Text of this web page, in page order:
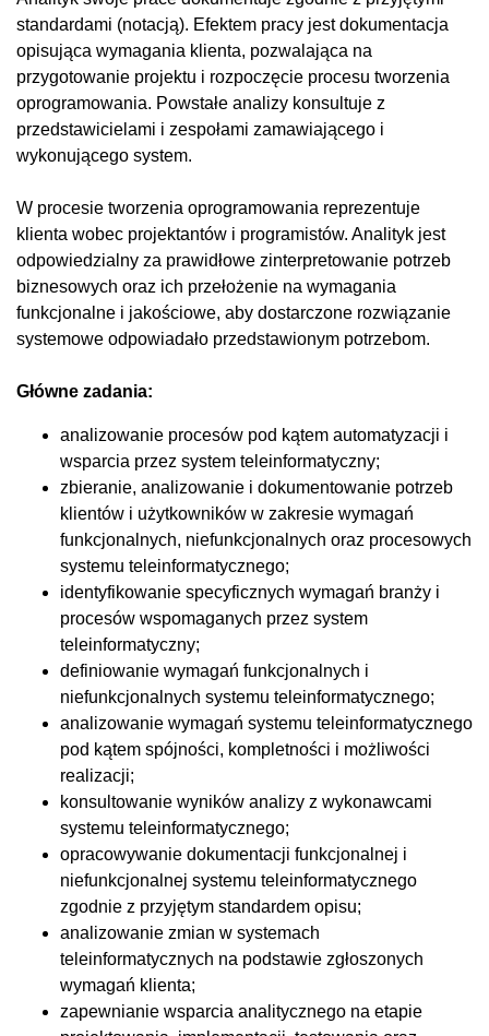
standardami (notacją). Efektem pracy jest dokumentacja
opisująca wymagania klienta, pozwalająca na
przygotowanie projektu i rozpoczęcie procesu tworzenia
oprogramowania. Powstałe analizy konsultuje z
przedstawicielami i zespołami zamawiającego i
wykonującego system.
W procesie tworzenia oprogramowania reprezentuje
klienta wobec projektantów i programistów. Analityk jest
odpowiedzialny za prawidłowe zinterpretowanie potrzeb
biznesowych oraz ich przełożenie na wymagania
funkcjonalne i jakościowe, aby dostarczone rozwiązanie
systemowe odpowiadało przedstawionym potrzebom.
Główne zadania:
analizowanie procesów pod kątem automatyzacji i
wsparcia przez system teleinformatyczny;
zbieranie, analizowanie i dokumentowanie potrzeb
klientów i użytkowników w zakresie wymagań
funkcjonalnych, niefunkcjonalnych oraz procesowych
systemu teleinformatycznego;
identyfikowanie specyficznych wymagań branży i
procesów wspomaganych przez system
teleinformatyczny;
definiowanie wymagań funkcjonalnych i
niefunkcjonalnych systemu teleinformatycznego;
analizowanie wymagań systemu teleinformatycznego
pod kątem spójności, kompletności i możliwości
realizacji;
konsultowanie wyników analizy z wykonawcami
systemu teleinformatycznego;
opracowywanie dokumentacji funkcjonalnej i
niefunkcjonalnej systemu teleinformatycznego
zgodnie z przyjętym standardem opisu;
analizowanie zmian w systemach
teleinformatycznych na podstawie zgłoszonych
wymagań klienta;
zapewnianie wsparcia analitycznego na etapie